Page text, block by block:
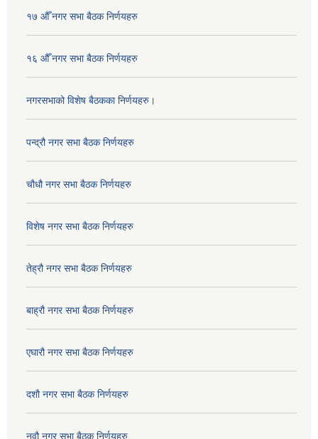
१७ औँ नगर सभा बैठक निर्णयहरु
१६ औँ नगर सभा बैठक निर्णयहरु
नगरसभाको विशेष बैठकका निर्णयहरु।
पन्द्रौ नगर सभा बैठक निर्णयहरु
चौधौ नगर सभा बैठक निर्णयहरु
विशेष नगर सभा बैठक निर्णयहरु
तेह्रौ नगर सभा बैठक निर्णयहरु
बाह्रौ नगर सभा बैठक निर्णयहरु
एघारौ नगर सभा बैठक निर्णयहरु
दशौ नगर सभा बैठक निर्णयहरु
नवौ नगर सभा बैठक निर्णयहरु